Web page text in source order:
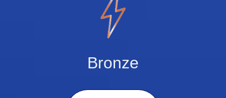
Bronze